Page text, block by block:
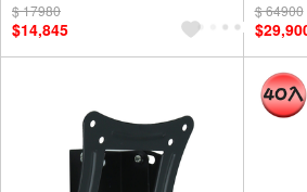
$ 17980
$14,845
$ 64900